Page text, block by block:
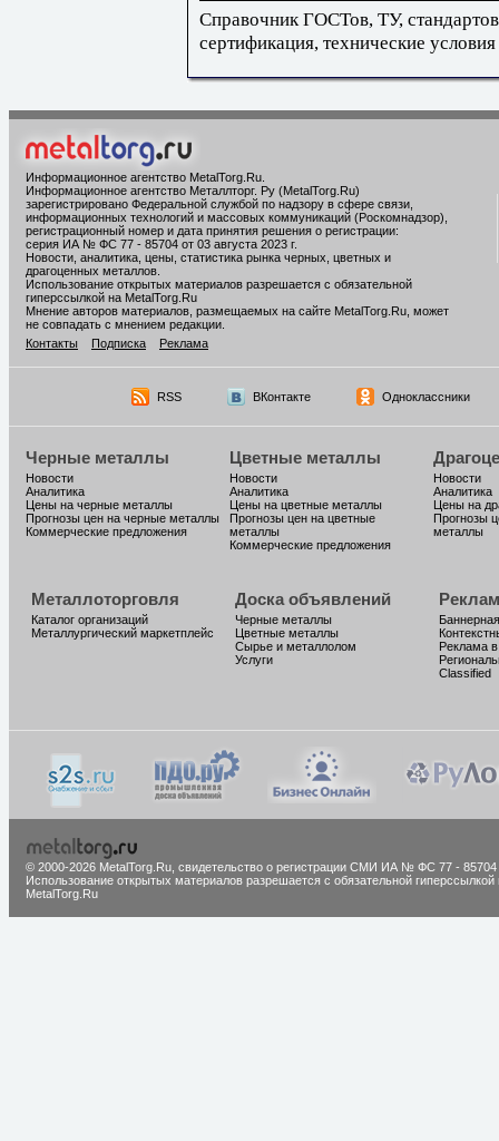
Справочник ГОСТов, ТУ,
сертификация, технические условия
Информационное агентство MetalTorg.Ru
Информационное агентство Металлторг. Ру (MetalTorg.Ru)
зарегистрировано Федеральной службой по надзору в сфере связи,
информационных технологий и массовых коммуникаций (Роскомнадзор),
регистрационный номер и дата принятия решения о регистрации:
серия ИА № ФС 77 - 85704 от 03 августа 2023 г.
Новости, аналитика, цены, статистика рынка черных, цветных и
драгоценных металлов.
Использование открытых материалов разрешается с обязательной
гиперссылкой на MetalTorg.Ru
Мнение авторов материалов, размещаемых на сайте MetalTorg.Ru, может
не совпадать с мнением редакции.
Контакты
Подписка Реклама
RSS ВКонтакте Одноклассники
Черные металлы
Новости
Аналитика
Цены на черные металлы
Прогнозы цен на черные металлы
Коммерческие предложения
Цветные металлы
Новости
Аналитика
Цены на цветные металлы
Прогнозы цен на цветные
металлы
Коммерческие предложения
Новости
Аналитика
Цены на
Прогнозы
металлы
Металлоторговля
Каталог организаций
Металлургический маркетплейс
Доска объявлений
Черные металлы
Цветные металлы
Сырье и металлолом
Услуги
Реклама
Classified
© 2000-2026 MetalTorg.Ru, cвидетельство о регистрации СМИ ИА № ФС 77 - 85704
Использование открытых материалов разрешается с обязательной гиперссылкой
MetalTorg.Ru